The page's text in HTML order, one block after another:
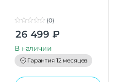
o
t
o
f
5
(0)
26 499 ₽
В наличии
Гарантия 12 месяцев